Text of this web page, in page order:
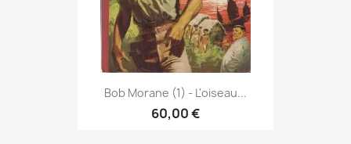
Bob Morane (1) - L'oiseau...
60,00 €